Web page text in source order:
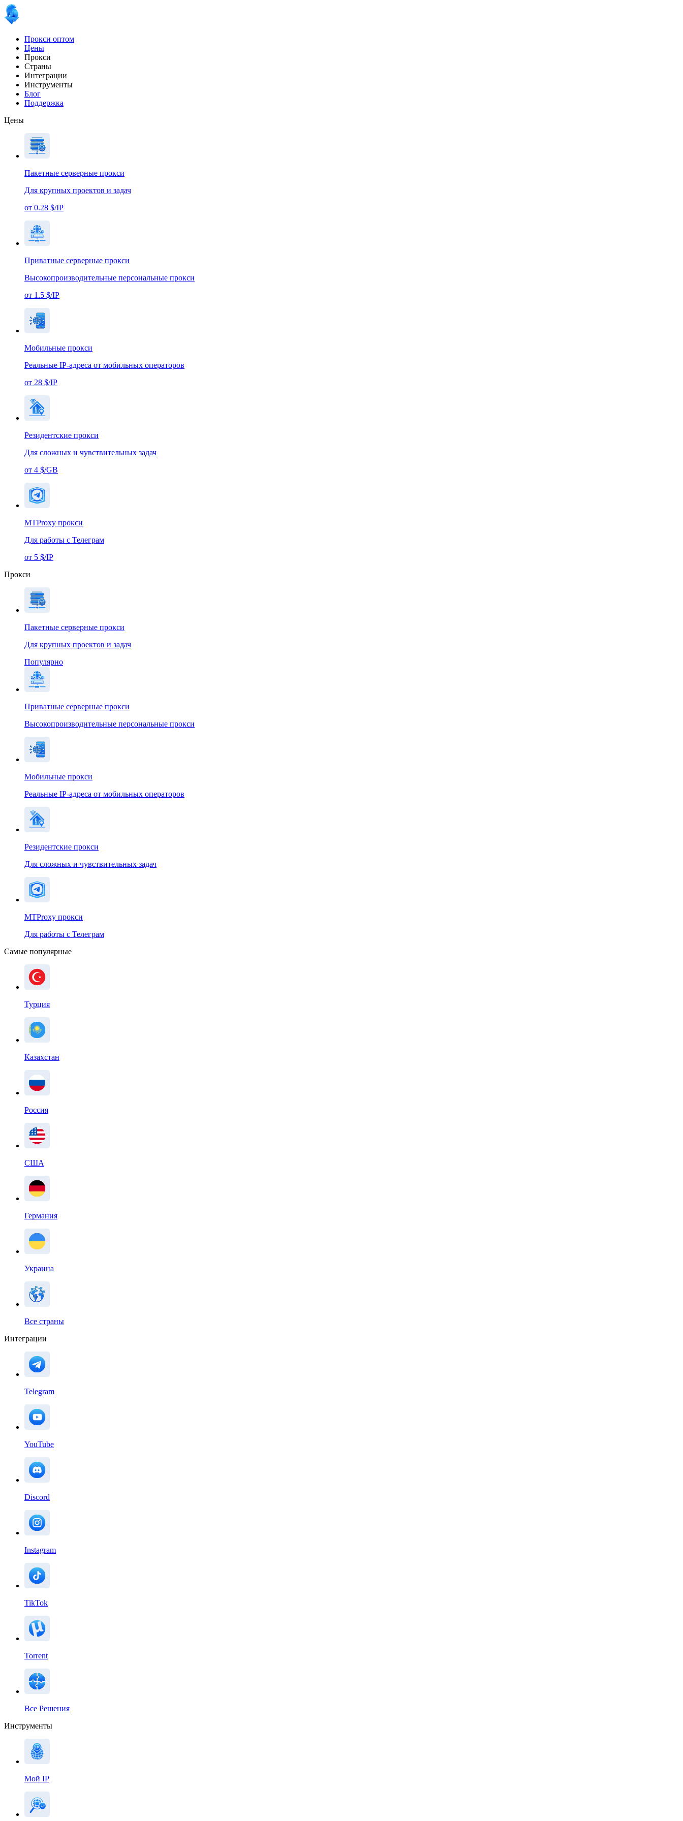
Прокси оптом
Цены
Прокси
Страны
Интеграции
Инструменты
Блог
Поддержка
Цены
Пакетные серверные прокси
Для крупных проектов и задач
от 0.28 $/IP
Приватные серверные прокси
Высокопроизводительные персональные прокси
от 1.5 $/IP
Мобильные прокси
Реальные IP-адреса от мобильных операторов
от 28 $/IP
Резидентские прокси
Для сложных и чувствительных задач
от 4 $/GB
MTProxy прокси
Для работы с Телеграм
от 5 $/IP
Прокси
Пакетные серверные прокси
Для крупных проектов и задач
Популярно
Приватные серверные прокси
Высокопроизводительные персональные прокси
Мобильные прокси
Реальные IP-адреса от мобильных операторов
Резидентские прокси
Для сложных и чувствительных задач
MTProxy прокси
Для работы с Телеграм
Самые популярные
Турция
Казахстан
Россия
США
Германия
Украина
Все страны
Интеграции
Telegram
YouTube
Discord
Instagram
TikTok
Torrent
Все Решения
Инструменты
Мой IP